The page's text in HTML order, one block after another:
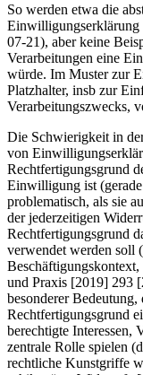
So werden etwa die
Einwilligungserklärung
07-21), aber keine
Verarbeitungen eine
würde. Im Muster zur
Platzhalter, insb zur
Verarbeitungszwecks,
Die Schwierigkeit in
von
Rechtfertigungsgrund
Einwilligung ist
problematisch, als sie
der jederzeitigen
Rechtfertigungsgrund
verwendet werden soll
Beschäftigungskontext,
und Praxis [2019] 293
besonderer
Rechtfertigungsgrund
berechtigte Interessen,
zentrale Rolle spielen
rechtliche Kunstgriffe